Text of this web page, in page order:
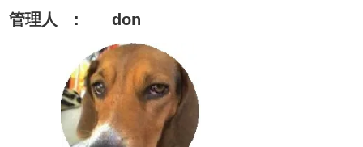
管理人 : don